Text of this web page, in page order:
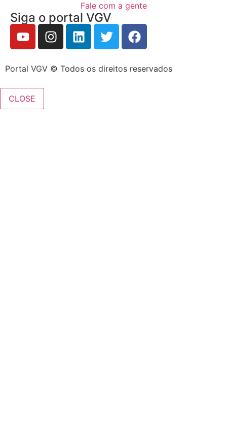
Fale com a gente
Siga o portal VGV
Portal VGV © Todos os direitos reservados
CLOSE